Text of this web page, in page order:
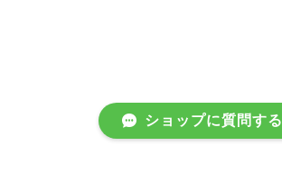
ショップに質問する